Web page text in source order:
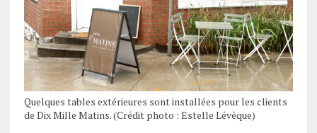
Quelques tables extérieures sont installées pour les clients
de Dix Mille Matins. (Crédit photo : Estelle Lévêque)